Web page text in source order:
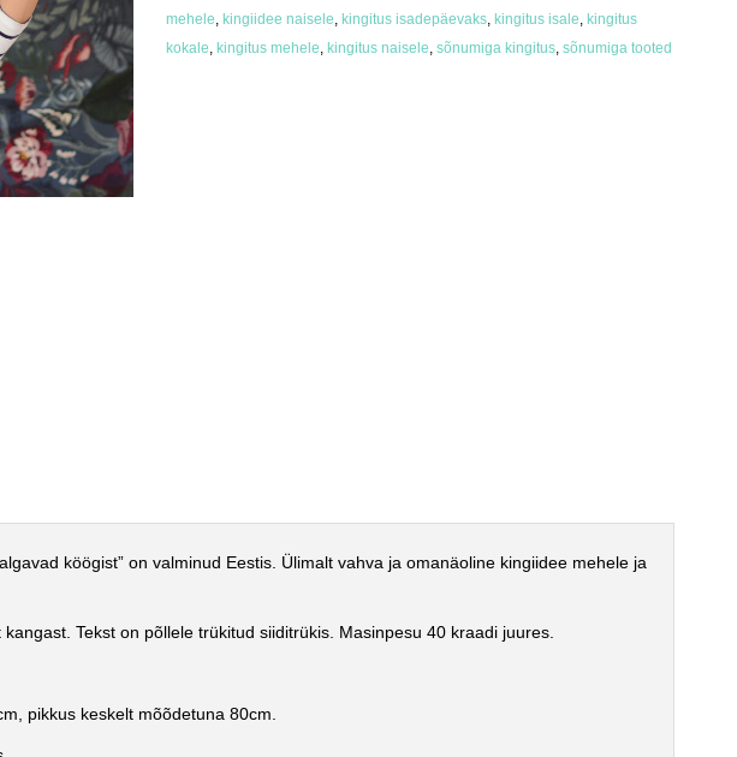
mehele ,kingiidee naisele ,kingitus isadepäevaks ,kingitus isale ,kingitus
kokale ,kingitus mehele ,kingitus naisele ,sõnumiga kingitus ,sõnumiga tooted
köögist” on valminud Eestis. Ülimalt vahva ja omanäoline kingiidee mehele ja
Tekst on põllele trükitud siiditrükis. Masinpesu 40 kraadi juures.
pikkus keskelt mõõdetuna 80cm.